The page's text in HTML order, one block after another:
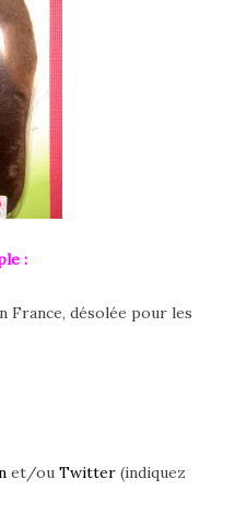
:
désolée pour les
et/ou Twitter (indiquez